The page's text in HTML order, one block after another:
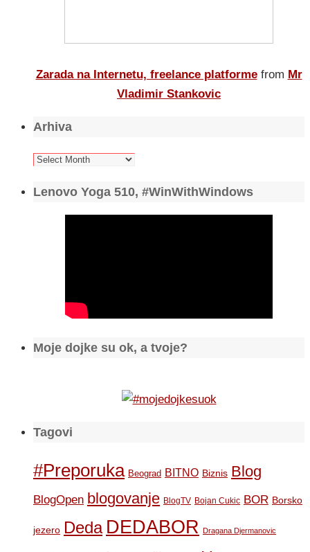
Zarada na Internetu, freelance platforme from Mr
Vladimir Stankovic
Arhiva
Arhiva
Lenovo Yoga 510, #WinWithWindows
Moje dojke su ok, a tvoje?
Tagovi
#Preporuka Beograd BITNO Biznis Blog
BlogOpen blogovanje BlogTV Bojan Cukic BOR Borsko
jezero Deda DEDABOR Dragana Djermanovic